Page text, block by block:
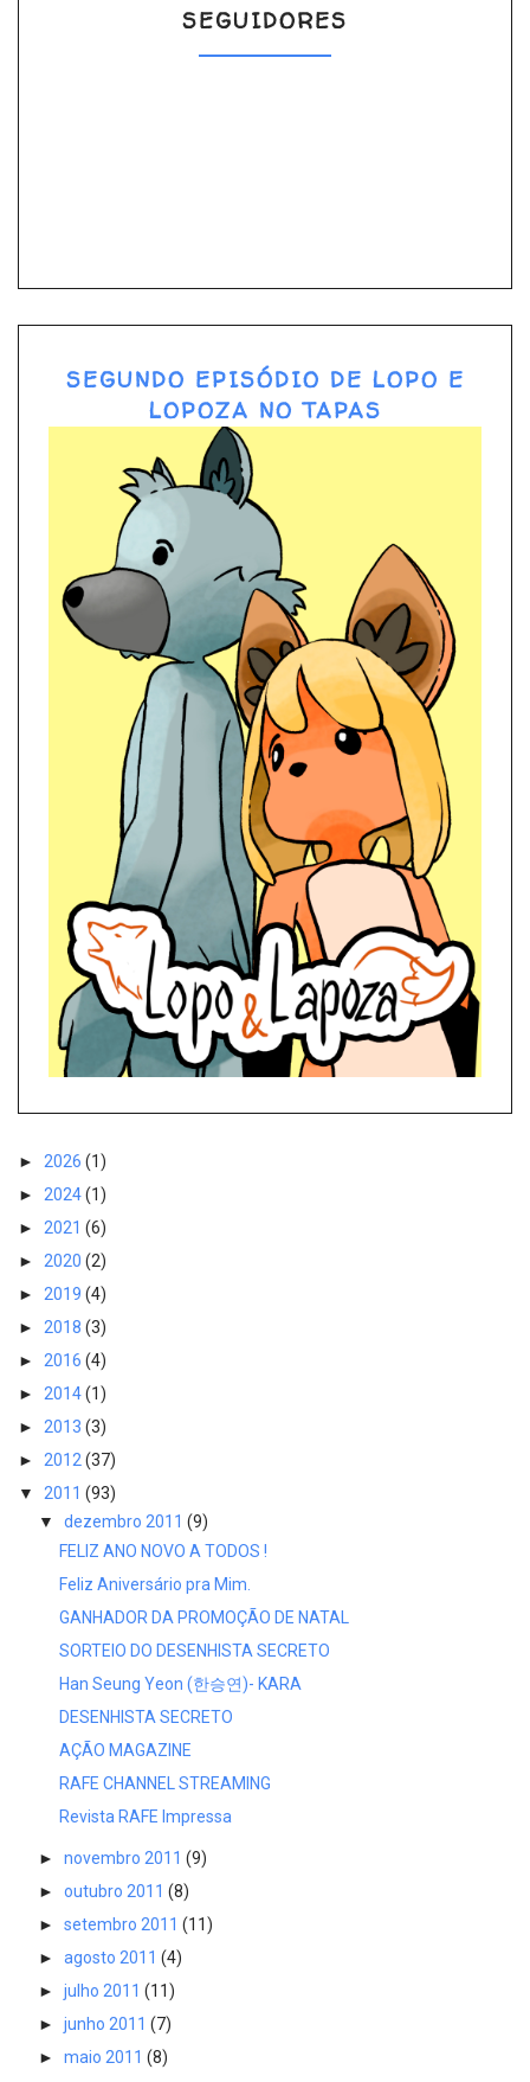
SEGUIDORES
SEGUNDO EPISÓDIO DE LOPO E
LOPOZA NO TAPAS
► 2026 (1)
► 2024(1)
► 2021 (6)
► 2020 (2)
► 2019 (4)
► 2018 (3)
► 2016 (4)
► 2014(1)
► 2013 (3)
► 2012 (37)
▼ 2011 (93)
▼ dezembro 2011 (9)
FELIZ ANO NOVO A TODOS !
Feliz Aniversário pra Mim.
GANHADOR DA PROMOÇÃO DE NATAL
SORTEIO DO DESENHISTA SECRETO
Han Seung Yeon (한승연)- KARA
DESENHISTA SECRETO
AÇÃO MAGAZINE
RAFE CHANNEL STREAMING
Revista RAFE Impressa
► novembro 2011 (9)
► outubro 2011 (8)
► setembro 2011 (11)
► agosto 2011 (4)
► julho 2011 (11)
► junho 2011 (7)
► maio 2011 (8)